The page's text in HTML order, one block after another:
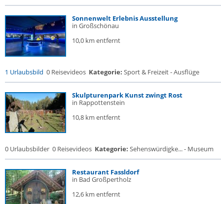
Sonnenwelt Erlebnis Ausstellung
in Großschönau
10,0 km entfernt
1 Urlaubsbild 0 Reisevideos Kategorie: Sport & Freizeit - Ausflüge
Skulpturenpark Kunst zwingt Rost
in Rappottenstein
10,8 km entfernt
0 Urlaubsbilder 0 Reisevideos Kategorie: Sehenswürdigke... - Museum
Restaurant Fassldorf
in Bad Großpertholz
12,6 km entfernt